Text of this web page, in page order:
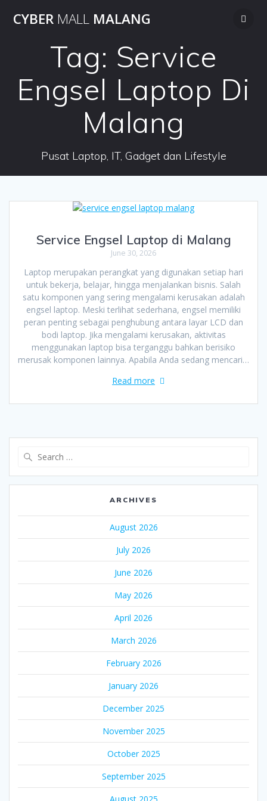
to
CYBER MALL MALANG
Tag: Service
Engsel Laptop Di
Malang
Pusat Laptop, IT, Gadget dan Lifestyle
Service Engsel Laptop di Malang
June 30, 2026
Laptop merupakan perangkat yang digunakan setiap hari
untuk bekerja, belajar, hingga menjalankan bisnis. Salah
satu komponen yang sering mengalami kerusakan adalah
engsel laptop. Meski terlihat sederhana, engsel memiliki
peran penting sebagai penghubung antara layar LCD dan
bodi laptop. Jika mengalami kerusakan, aktivitas
menggunakan laptop bisa terganggu bahkan berisiko
merusak komponen lainnya. Apabila Anda sedang mencari…
Read more
ARCHIVES
August 2026
July 2026
June 2026
May 2026
April 2026
March 2026
February 2026
January 2026
December 2025
November 2025
October 2025
September 2025